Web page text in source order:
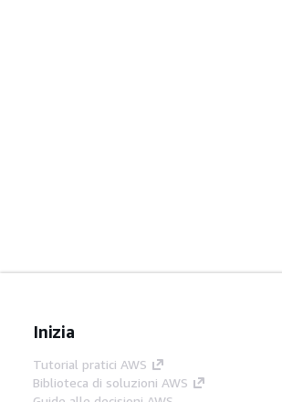
Inizia
Tutorial pratici AWS
Biblioteca di soluzioni AWS